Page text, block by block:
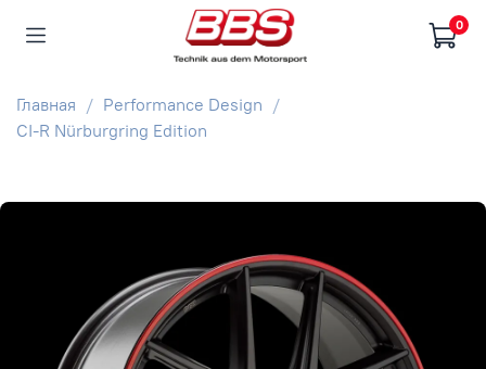
0
Главная
Performance Design
CI-R Nürburgring Edition